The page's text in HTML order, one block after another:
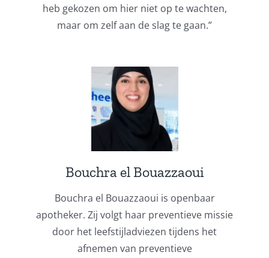
heb gekozen om hier niet op te wachten,
maar om zelf aan de slag te gaan.”
Bouchra el Bouazzaoui
Bouchra el Bouazzaoui is openbaar
apotheker. Zij volgt haar preventieve missie
door het leefstijladviezen tijdens het
afnemen van preventieve